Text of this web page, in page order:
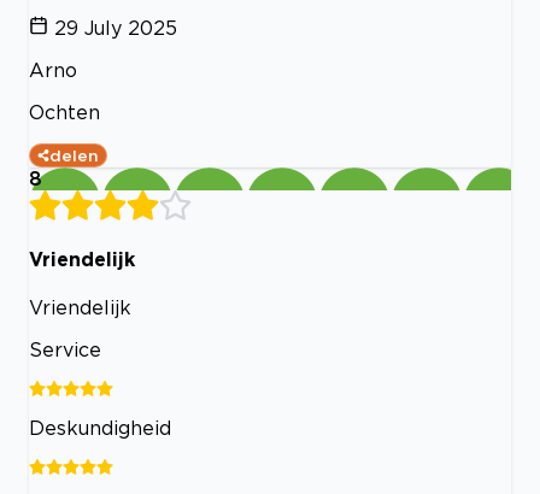
29 July 2025
Arno
Ochten
delen
8
Vriendelijk
Vriendelijk
Service
Deskundigheid